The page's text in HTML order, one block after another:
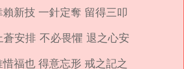
新技 一針定奪 留得三叩
蒼安排 不必畏懼 退之心安
福也 得意忘形 戒之記之